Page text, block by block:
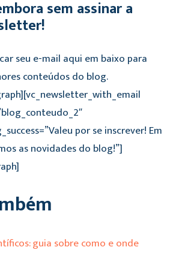
sem assinar a
seu e-mail aqui em baixo para
conteúdos do blog.
por se inscrever! Em
as novidades do blog!”]
guia sobre como e onde